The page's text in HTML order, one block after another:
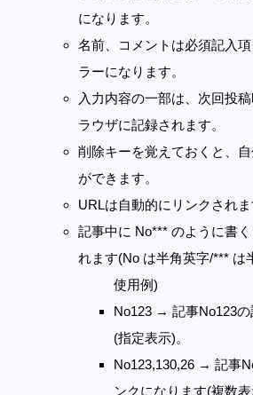
になります。
名前、コメントは必須記入
ラーになります。
入力内容の一部は、次回投
ラウザに記録されます。
削除キーを覚えておくと、
ができます。
URLは自動的にリンクされま
記事中に No*** のように書
れます(No は半角英字/*** は
使用例)
No123 → 記事No123
(指定表示)。
No123,130,26 → 記事
ンクになります(複数表